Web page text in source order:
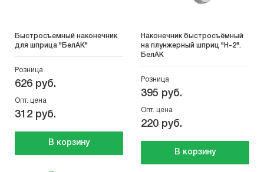
Быстросъемный наконечник
для шприца "БелАК"
Розница
626 руб.
Опт. цена
312 руб.
В корзину
Наконечник быстросъёмный
на плунжерный шприц "Н-2".
БелАК
Розница
395 руб.
Опт. цена
220 руб.
В корзину